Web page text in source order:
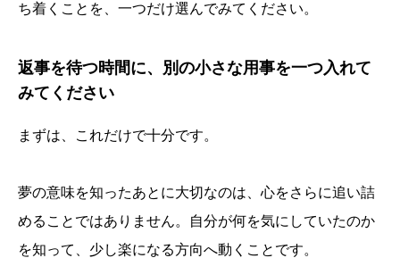
ち着くことを、一つだけ選んでみてください。
返事を待つ時間に、別の小さな用事を一つ入れて
みてください
まずは、これだけで十分です。
夢の意味を知ったあとに大切なのは、心をさらに追い詰
めることではありません。自分が何を気にしていたのか
を知って、少し楽になる方向へ動くことです。